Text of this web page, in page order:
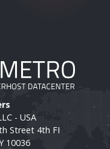
- USA
Street 4th FI
10036